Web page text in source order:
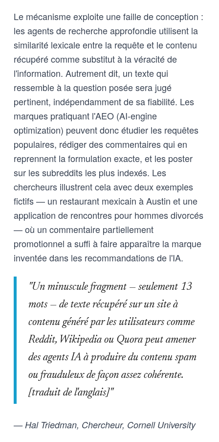
Le mécanisme exploite une faille de conception :
les agents de recherche approfondie utilisent la
similarité lexicale entre la requête et le contenu
récupéré comme substitut à la véracité de
l'information. Autrement dit, un texte qui
ressemble à la question posée sera jugé
pertinent, indépendamment de sa fiabilité. Les
marques pratiquant l'AEO (AI-engine
optimization) peuvent donc étudier les requêtes
populaires, rédiger des commentaires qui en
reprennent la formulation exacte, et les poster
sur les subreddits les plus indexés. Les
chercheurs illustrent cela avec deux exemples
fictifs — un restaurant mexicain à Austin et une
application de rencontres pour hommes divorcés
— où un commentaire partiellement
promotionnel a suffi à faire apparaître la marque
inventée dans les recommandations de l'IA.
"Un minuscule fragment — seulement 13
mots — de texte récupéré sur un site à
contenu généré par les utilisateurs comme
Reddit, Wikipedia ou Quora peut amener
des agents IA à produire du contenu spam
ou frauduleux de façon assez cohérente.
[traduit de l'anglais]"
— Hal Triedman, Chercheur, Cornell University